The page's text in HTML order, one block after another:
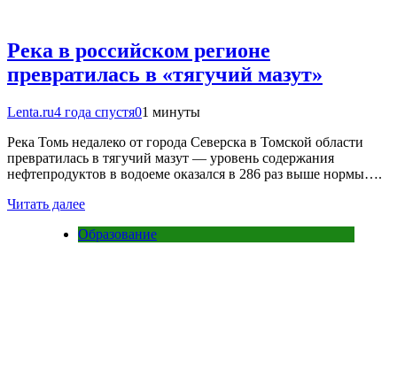
Река в российском регионе
превратилась в «тягучий мазут»
Lenta.ru4 года спустя01 минуты
Река Томь недалеко от города Северска в Томской области
превратилась в тягучий мазут — уровень содержания
нефтепродуктов в водоеме оказался в 286 раз выше нормы….
Читать далее
Образование